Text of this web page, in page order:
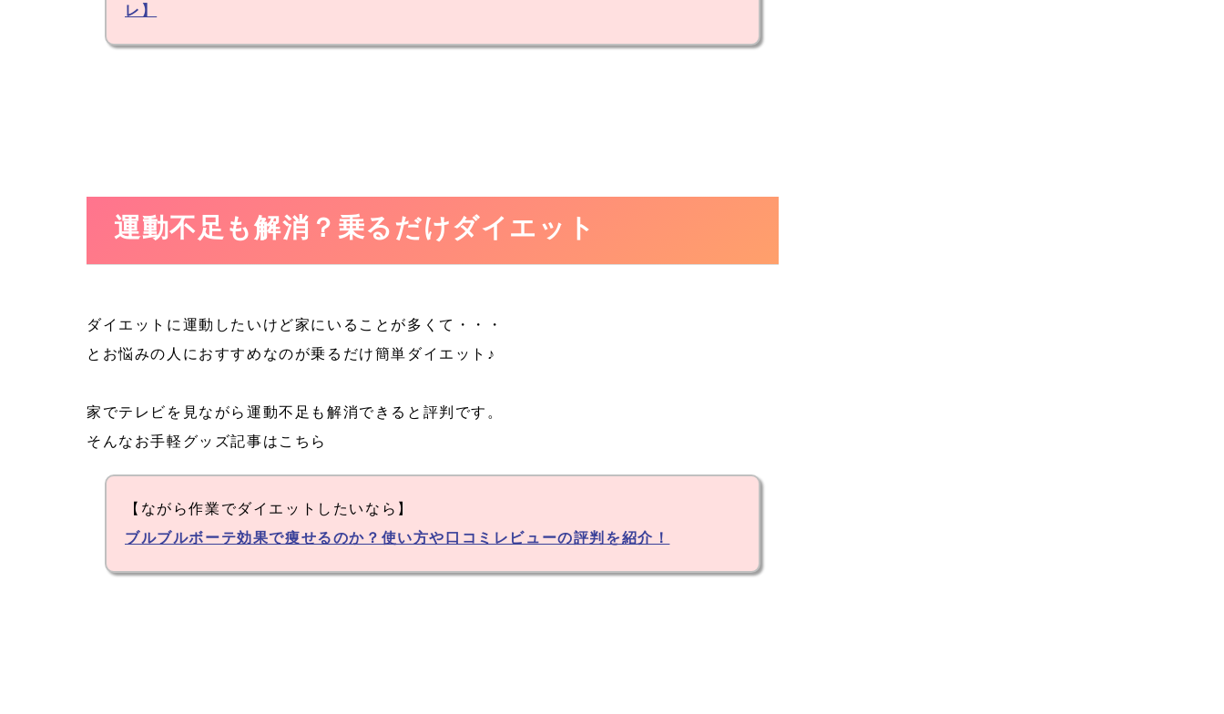
レ】
運動不足も解消？乗るだけダイエット
ダイエットに運動したいけど家にいることが多くて・・・
とお悩みの人におすすめなのが乗るだけ簡単ダイエット♪
家でテレビを見ながら運動不足も解消できると評判です。
そんなお手軽グッズ記事はこちら
【ながら作業でダイエットしたいなら】
ブルブルボーテ効果で痩せるのか？使い方や口コミレビューの評判を紹介！